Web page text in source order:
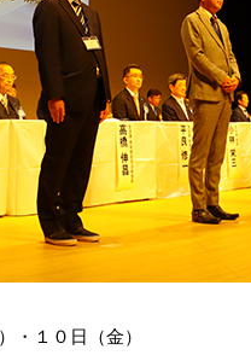
１０日（金）